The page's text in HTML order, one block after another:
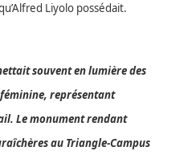
Liyolo possédait.
souvent en lumière des
représentant
Le monument rendant
au Triangle-Campus